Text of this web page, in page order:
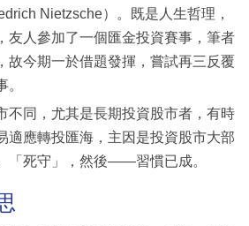
Nietzsche）。既是人生哲理，
友人參加了一個匯金投資賽事，筆者
故今期一於借題發揮，嘗試再三反覆
不同，尤其是長期投資股市者，有時
適應轉投匯海，主因是投資股市大部
「死守」，然後——習慣已成。